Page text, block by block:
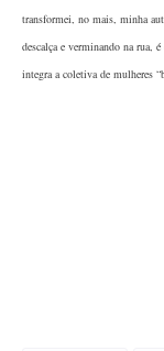
transformei, no mais, minha
descalça e verminando na rua,
integra a coletiva de mulheres